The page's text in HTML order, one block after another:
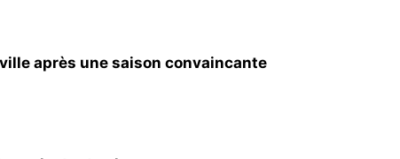
après une saison convaincante